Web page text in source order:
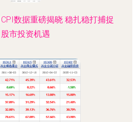
数据重磅揭晓 稳扎稳打捕捉
股市投资机遇